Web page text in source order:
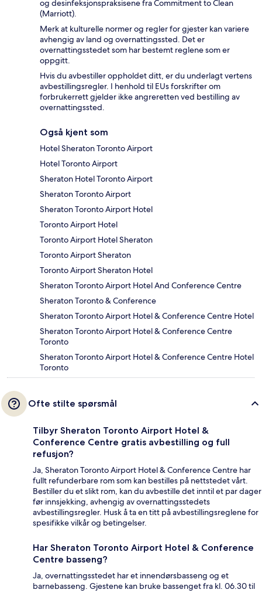
og desinfeksjonspraksisene fra Commitment to Clean
(Marriott).
Merk at kulturelle normer og regler for gjester kan variere
avhengig av land og overnattingssted. Det er
overnattingsstedet som har bestemt reglene som er
oppgitt.
Hvis du avbestiller oppholdet ditt, er du underlagt vertens
avbestillingsregler. I henhold til EUs forskrifter om
forbrukerrett gjelder ikke angreretten ved bestilling av
overnattingssted.
Også kjent som
Hotel Sheraton Toronto Airport
Hotel Toronto Airport
Sheraton Hotel Toronto Airport
Sheraton Toronto Airport
Sheraton Toronto Airport Hotel
Toronto Airport Hotel
Toronto Airport Hotel Sheraton
Toronto Airport Sheraton
Toronto Airport Sheraton Hotel
Sheraton Toronto Airport Hotel And Conference Centre
Sheraton Toronto & Conference
Sheraton Toronto Airport Hotel & Conference Centre Hotel
Sheraton Toronto Airport Hotel & Conference Centre
Toronto
Sheraton Toronto Airport Hotel & Conference Centre Hotel
Toronto
Ofte stilte spørsmål
Tilbyr Sheraton Toronto Airport Hotel &
Conference Centre gratis avbestilling og full
refusjon?
Ja, Sheraton Toronto Airport Hotel & Conference Centre har
fullt refunderbare rom som kan bestilles på nettstedet vårt.
Bestiller du et slikt rom, kan du avbestille det inntil et par dager
før innsjekking, avhengig av overnattingsstedets
avbestillingsregler. Husk å ta en titt på avbestillingsreglene for
spesifikke vilkår og betingelser.
Har Sheraton Toronto Airport Hotel & Conference
Centre basseng?
Ja, overnattingsstedet har et innendørsbasseng og et
barnebasseng. Gjestene kan bruke bassenget fra kl. 06.30 til